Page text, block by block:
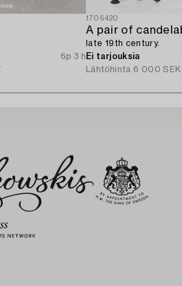
6p 3 h
1706420
A pair of
late 19th century.
Ei tarjouksia
Lähtöhinta 6 000 SEK